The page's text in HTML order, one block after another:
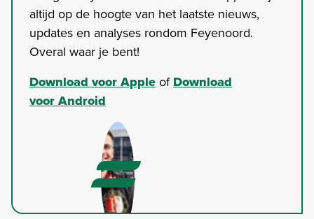
altijd op de hoogte van het laatste nieuws,
updates en analyses rondom Feyenoord.
Overal waar je bent!
Download voor AppleofDownload
voor Android